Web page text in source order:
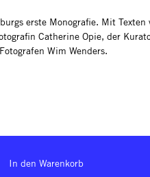
erste Monografie. Mit
Catherine Opie, der
Wim Wenders.
In den Warenkorb